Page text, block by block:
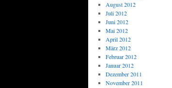
August 2012
Juli 2012
Juni 2012
Mai 2012
April 2012
März 2012
Februar 2012
Januar 2012
Dezember 2011
November 2011